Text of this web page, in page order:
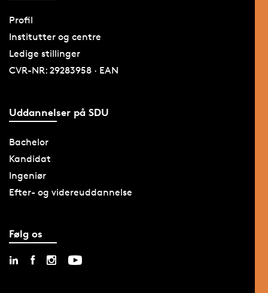
Profil
Institutter og centre
Ledige stillinger
CVR-NR: 29283958 · EAN
Uddannelser på SDU
Bachelor
Kandidat
Ingeniør
Efter- og videreuddannelse
Følg os